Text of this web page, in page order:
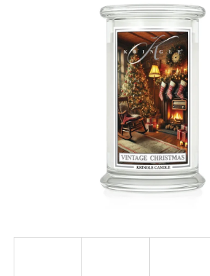
0,0
hvězdiček.